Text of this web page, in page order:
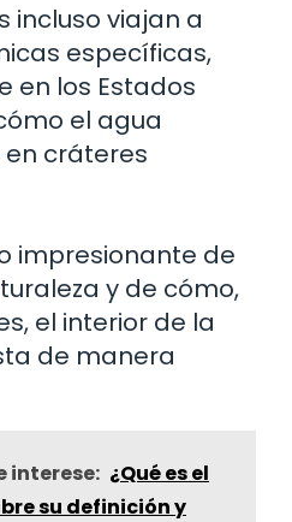
incluso viajan a
específicas,
en los Estados
el agua
en cráteres
impresionante de
y de cómo,
el interior de la
de manera
interese: ¿Qué es el
su definición y